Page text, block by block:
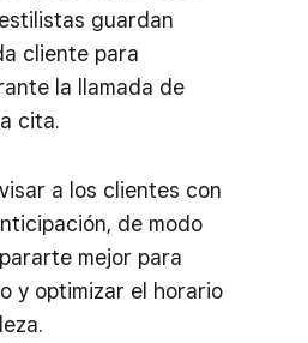
guardan
cliente para
la llamada de
cita.
a los clientes con
de modo
mejor para
y optimizar el horario